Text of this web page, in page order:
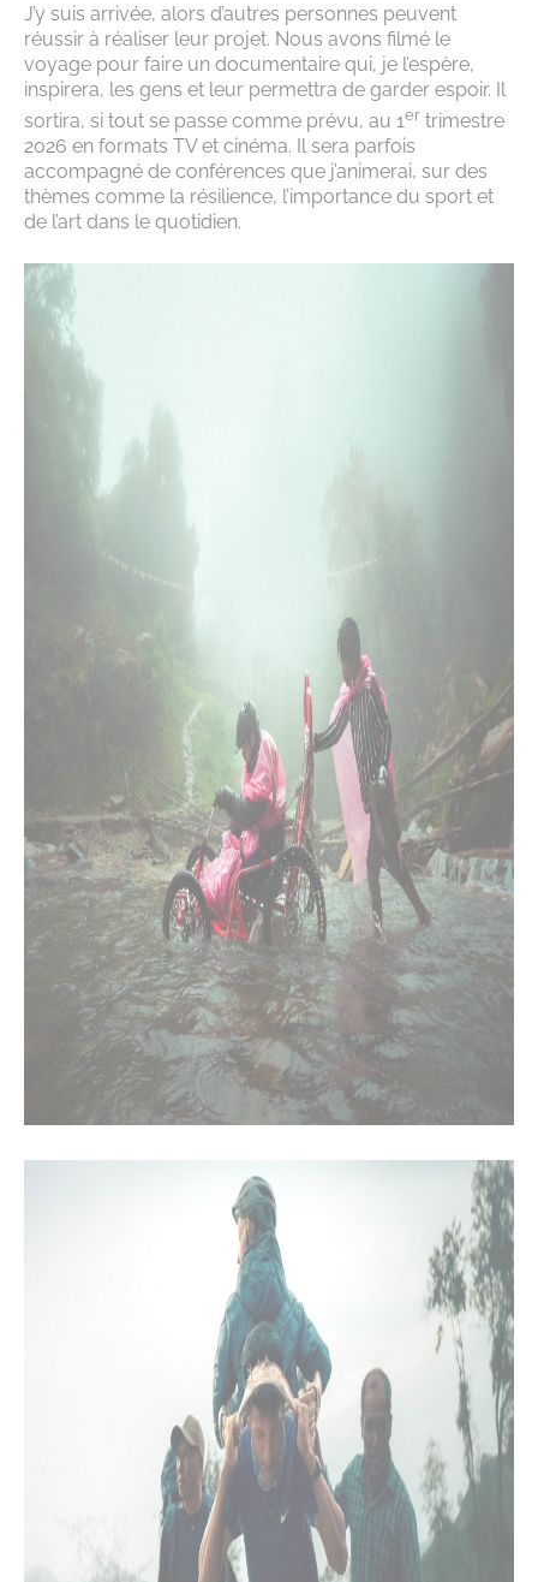
J’y suis arrivée, alors d’autres personnes peuvent
réussir à réaliser leur projet. Nous avons filmé le
voyage pour faire un documentaire qui, je l’espère,
inspirera, les gens et leur permettra de garder espoir. Il
sortira, si tout se passe comme prévu, au 1er trimestre
2026 en formats TV et cinéma. Il sera parfois
accompagné de conférences que j’animerai, sur des
thèmes comme la résilience, l’importance du sport et
de l’art dans le quotidien.